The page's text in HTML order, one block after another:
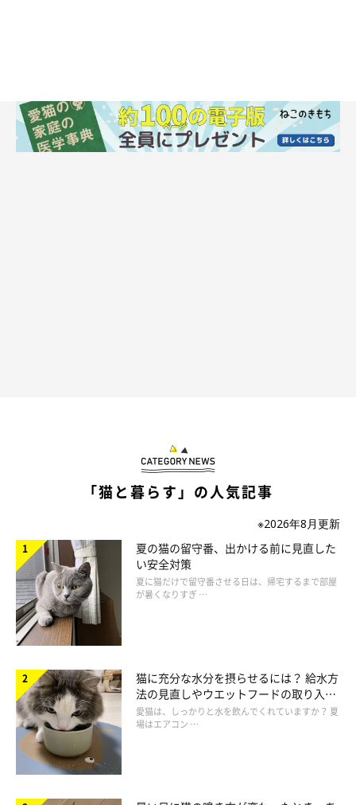
「髪ゴムを寝てる間に盗まれたことがある。髪をくくらず
に寝るようになった」
「なぜか私のくし（普通のプラスチックのコーム）が気に
なるらしく、その辺に置くと目を離した一瞬のうちに咥え
て持って行ってしまう。なくなると困るので、普段は猫が
触れないように、引き出しの中にしまっている」
「マグネット等の小物類をうっかりテーブルとかに置いて
おくと、玩具と勘違いしてどこかへ。しっかり片付けるの
が解決策です」
「ペットボトルのキャップや、パンの袋をとめる物、化粧
品のフタなど、目の前にある物を持って逃げて行きます。
気がついた時は、すぐに取り返します。いつの間にか近く
に置いてある時もあります」
「ヘアゴムで遊ぶのが好きなようで、前足でチョイチョイ
と落として遊びます。誤飲が心配なので、細いゴムはその
「猫と暮らす」の人気記事
※2026年8月更新
夏の猫の留守番、出かける前に見直した
い安全対策
夏に猫だけで留守番させる日は、帰宅するまで部屋
が暑くなりすぎ …
猫に充分な水分を摂らせるには？ 給水方
法の見直しやウエットフードの取り入れ
方を解説
愛猫は、しっかりと水を飲んでくれていますか？ 夏
場はエアコン …